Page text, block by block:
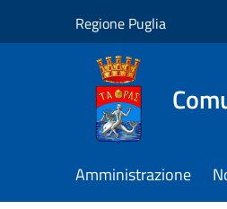
Regione Puglia
Amministrazione